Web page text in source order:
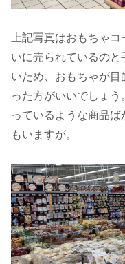
上記写真はおもちゃ
いに売られているの
いため、おもちゃが
った方がいいでしょ
っているような商品
もいますが。